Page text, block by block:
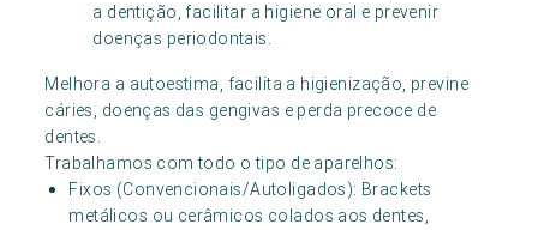
a dentição, facilitar a higiene oral e prevenir
doenças periodontais.
Melhora a autoestima, facilita a higienização, previne
cáries, doenças das gengivas e perda precoce de
dentes.
Trabalhamos com todo o tipo de aparelhos:
Fixos (Convencionais/Autoligados): Brackets
metálicos ou cerâmicos colados aos dentes,